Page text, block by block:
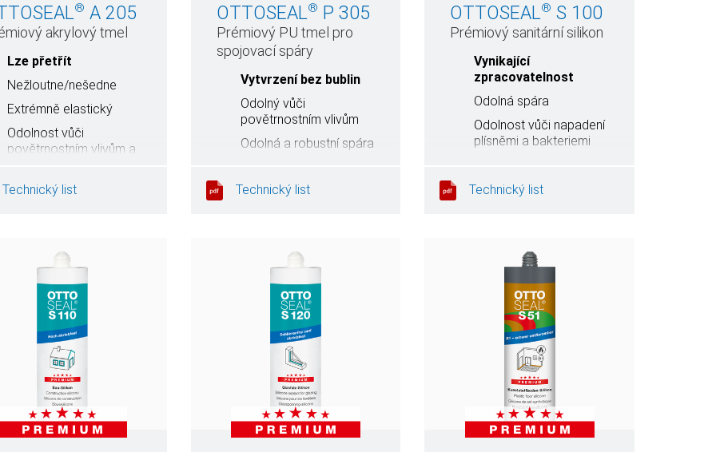
® A 205
akrylový tmel
Lze přetřít
Nežloutne/nešedne
Extrémně elastický
Odolnost vůči
povětrnostním vlivům a
Technický list
OTTOSEAL® P 305
Prémiový PU tmel pro
spojovací spáry
Vytvrzení bez bublin
Odolný vůči
povětrnostním vlivům
Odolná a robustní spára
Technický list
OTTOSEAL® S 100
Prémiový sanitární silikon
Vynikající
zpracovatelnost
Odolná spára
Odolnost vůči napadení
plísněmi a bakteriemi
Technický list